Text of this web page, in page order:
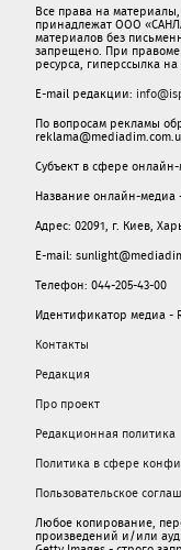
Все права на
принадлежат ООО
материалов без
запрещено. При
ресурса, гиперссылка
E-mail редакции:
По вопросам рекламы
Субъект в сфере
Название онлайн-медиа
Адрес: 02091, г. Киев,
E-mail:
Телефон: 044-205-43-00
Идентификатор медиа -
Контакты
Редакция
Про проект
Редакционная политика
Политика в сфере
Пользовательское
Любое копирование,
произведений и/или